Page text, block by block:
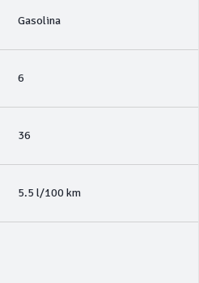
Gasolina
6
36
5.5 l/100 km